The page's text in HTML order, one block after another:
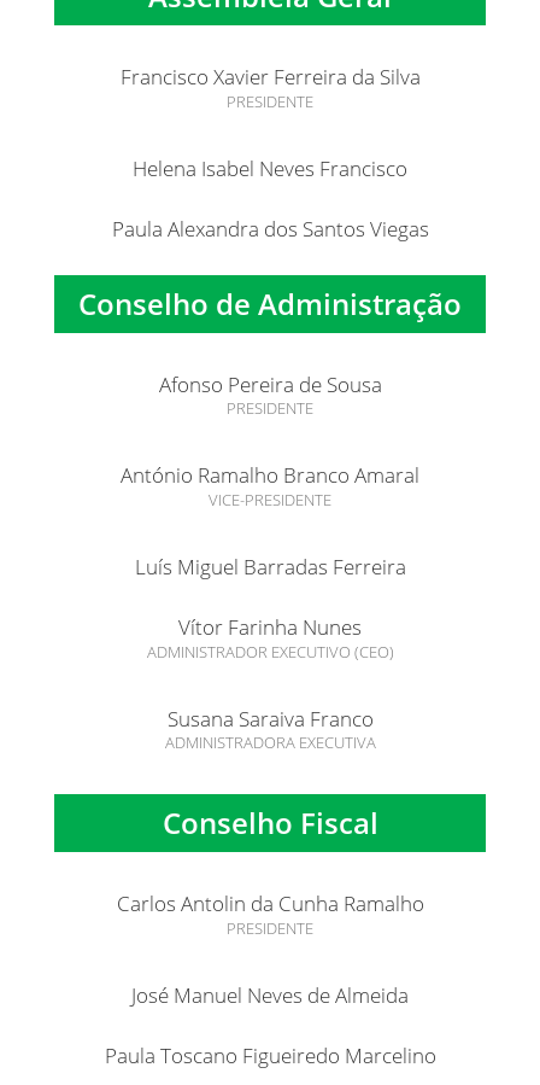
Francisco Xavier Ferreira da Silva
PRESIDENTE
Helena Isabel Neves Francisco
Paula Alexandra dos Santos Viegas
Conselho de Administração
Afonso Pereira de Sousa
PRESIDENTE
António Ramalho Branco Amaral
VICE-PRESIDENTE
Luís Miguel Barradas Ferreira
Vítor Farinha Nunes
ADMINISTRADOR EXECUTIVO (CEO)
Susana Saraiva Franco
ADMINISTRADORA EXECUTIVA
Conselho Fiscal
Carlos Antolin da Cunha Ramalho
PRESIDENTE
José Manuel Neves de Almeida
Paula Toscano Figueiredo Marcelino